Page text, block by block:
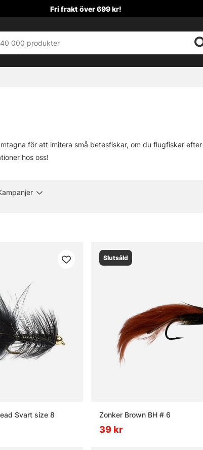
Fri frakt över 699 kr!
för att imitera små betesfiskar, om du flugfiskar
hos oss!
Svart size 8
Slutsåld
Zonker Brown BH # 6
39 kr